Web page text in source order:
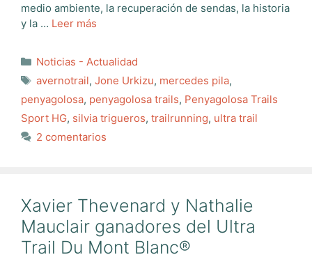
medio ambiente, la recuperación de sendas, la historia
y la … Leer más
Categorías
Noticias - Actualidad
Etiquetas
avernotrail, Jone Urkizu, mercedes pila,
penyagolosa, penyagolosa trails, Penyagolosa Trails
Sport HG, silvia trigueros, trailrunning, ultra trail
2 comentarios
Xavier Thevenard y Nathalie
Mauclair ganadores del Ultra
Trail Du Mont Blanc®